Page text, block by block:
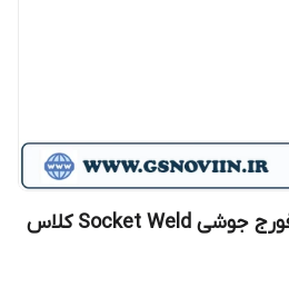
A105 شیر گازی فولادی فورج جوشی Socket Weld کلاس